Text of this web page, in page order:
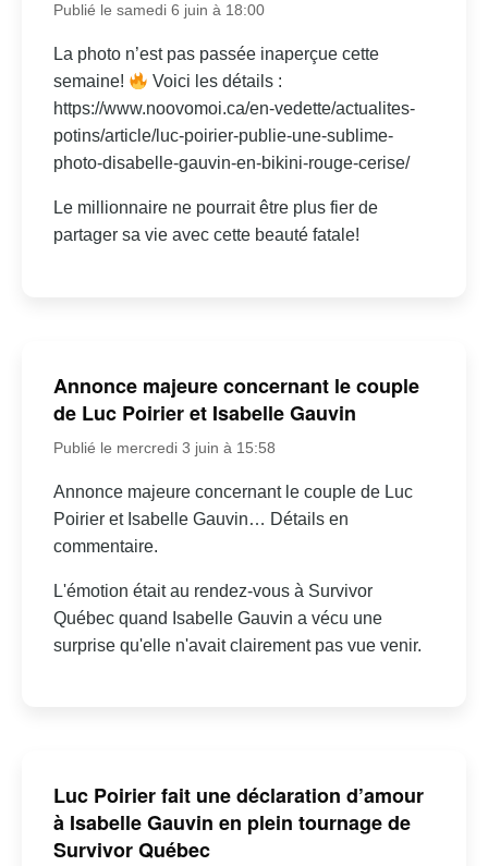
Publié le samedi 6 juin à 18:00
La photo n’est pas passée inaperçue cette
semaine!
Voici les détails :
https://www.noovomoi.ca/en-vedette/actualites-
potins/article/luc-poirier-publie-une-sublime-
photo-disabelle-gauvin-en-bikini-rouge-cerise/
Le millionnaire ne pourrait être plus fier de
partager sa vie avec cette beauté fatale!
Annonce majeure concernant le couple
de Luc Poirier et Isabelle Gauvin
Publié le mercredi 3 juin à 15:58
Annonce majeure concernant le couple de Luc
Poirier et Isabelle Gauvin… Détails en
commentaire.
L'émotion était au rendez-vous à Survivor
Québec quand Isabelle Gauvin a vécu une
surprise qu'elle n'avait clairement pas vue venir.
Luc Poirier fait une déclaration d’amour
à Isabelle Gauvin en plein tournage de
Survivor Québec